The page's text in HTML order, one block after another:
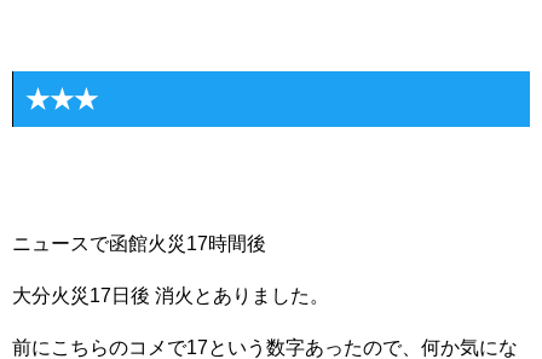
★★★
ニュースで函館火災17時間後
大分火災17日後 消火とありました。
前にこちらのコメで17という数字あったので、何か気にな